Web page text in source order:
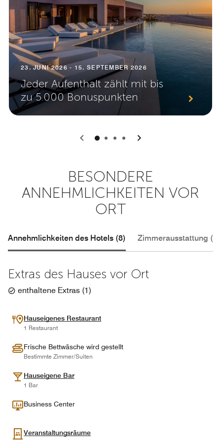
23. JUNI 2026 - 15. SEPTEMBER 2026
Jeder Aufenthalt zählt mit bis
zu 5.000 Bonuspunkten
0 1 2 3
BESONDERE
ANNEHMLICHKEITEN VOR
ORT
Annehmlichkeiten des Hotels (8) Zimmerausstattung (3)
Extras des Hauses vor Ort
enthaltene Extras (1)
Hauseigenes Restaurant
1 Restaurant
Frische Bettwäsche wird gestellt
Bestimmte Zimmer/Suiten
Hauseigene Bar
1 Bar
Business Center
Veranstaltungsräume